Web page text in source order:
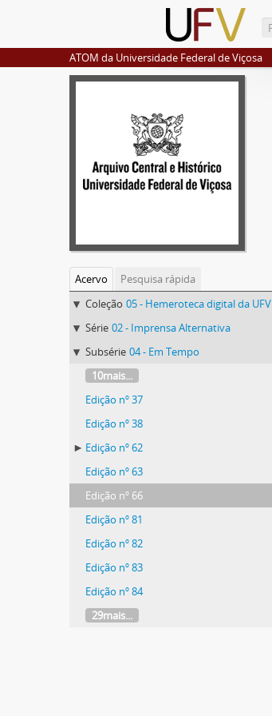
ATOM da Universidade Federal de Viçosa
Acervo
Pesquisa rápida
Coleção 05 - Hemeroteca digital da UFV
Série 02 - Imprensa Alternativa
Subsérie 04 - Em Tempo
10mais...
Edição nº 37
Edição nº 38
Edição nº 62
Edição nº 63
Edição nº 66
Edição nº 81
Edição nº 82
Edição nº 83
Edição nº 84
29mais...